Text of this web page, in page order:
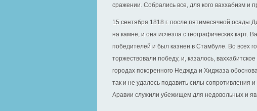
сражении. Собрались все, для кого ваххабизм
15 сентября 1818 г. после пятимесячной осады
на камне, и она исчезла с географических карт.
победителей и был казнен в Стамбуле. Во всех
торжествовали победу, и, казалось,
городах покоренного Неджда и Хиджаза
так и не удалось подавить силы сопротивления
Аравии служили убежищем для недовольных и